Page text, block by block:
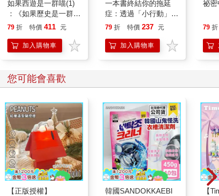
如果西遊是一群喵(1)
：《如果歷史是一群
喵》作者最新力作，附
79 折 特價 411 元
加入購物車
一本書終結你的拖延
症：透過「小行動」打
開大腦的行動開關，懶
的37個科學方法
79 折 特價 237 元
加入購物車
祕
79 折
您可能會喜歡
【正版授權】
韓國SANDOKKAEBI
【